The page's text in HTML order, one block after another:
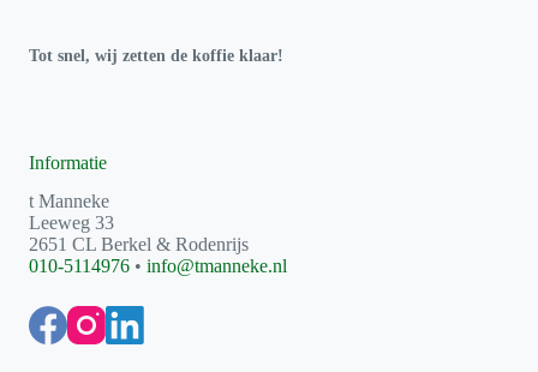
Tot snel, wij zetten de koffie klaar!
Informatie
t Manneke
Leeweg 33
2651 CL Berkel & Rodenrijs
010-5114976 • info@tmanneke.nl